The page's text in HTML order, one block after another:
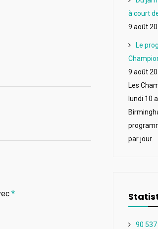
*
à court
9 août
Le
9 août
Les
lundi 10
par jour.
90